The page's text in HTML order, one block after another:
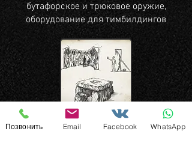
бутафорское и трюковое оружие,
оборудование для тимбилдингов
Дизайн
Позвонить Email Facebook WhatsApp